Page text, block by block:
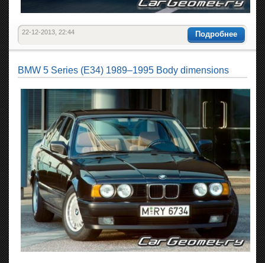
Подробнее
22-12-2013, 22:44
BMW 5 Series (E34) 1989–1995 Body dimensions